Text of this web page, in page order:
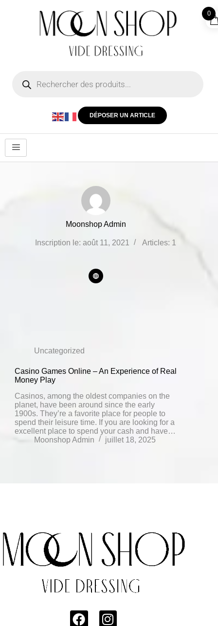
DÉPOSER UN ARTICLE
Moonshop Admin
Inscription le: août 11, 2021 Articles: 1
Uncategorized
Casino Games Online – An Experience of Real
Money Play
Casinos, among the oldest companies on the
planet, have been around since the early
1900s. They’re a favorite place for people to
spend their leisure time. If you are looking for a
excellent place to spend your cash and have…
Moonshop Admin
juillet 18, 2025
0